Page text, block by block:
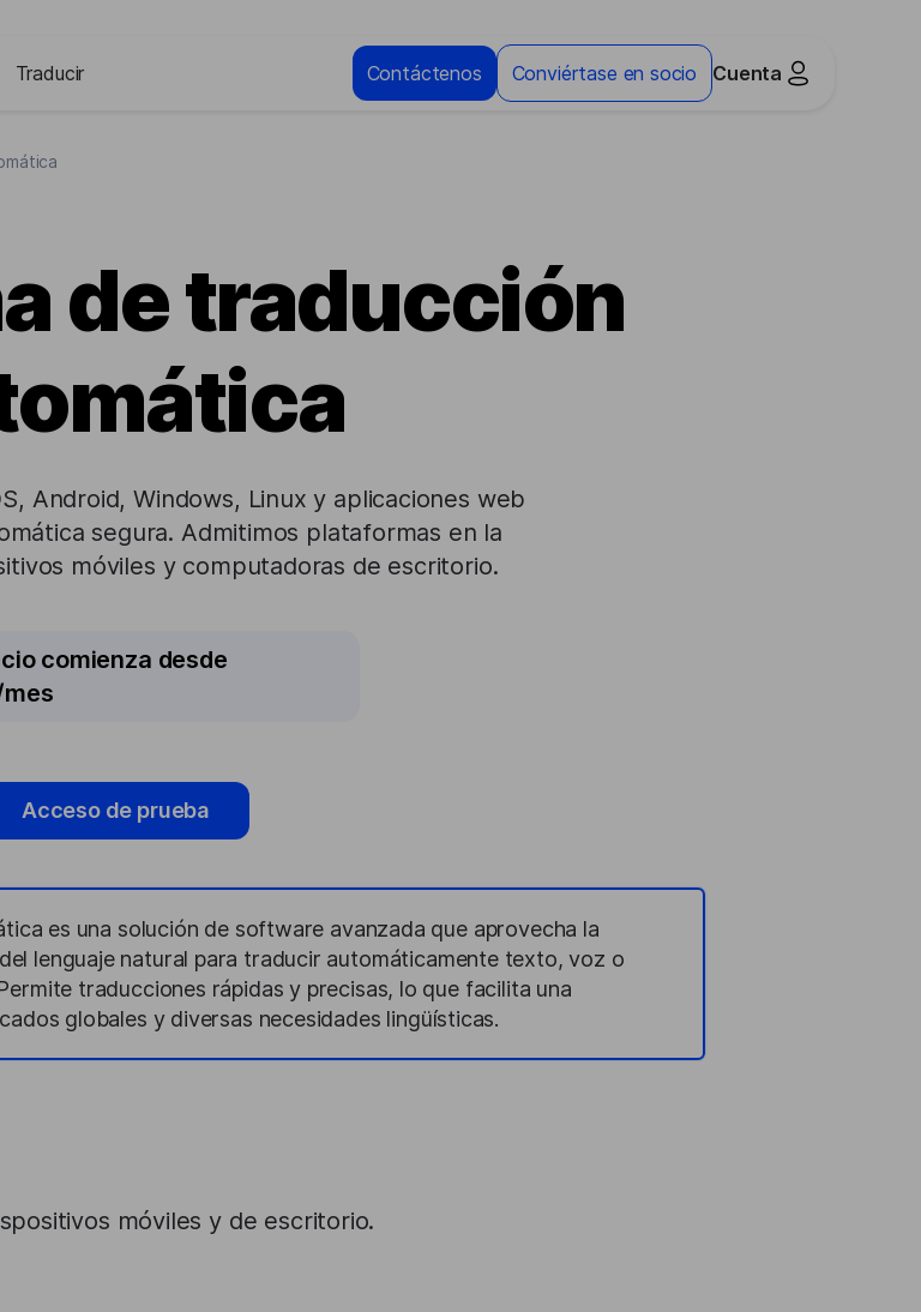
Traducir Contáctenos Conviértase en socio Cuenta
de traducción
Android, Windows, Linux y aplicaciones web
segura. Admitimos plataformas en la
móviles y computadoras de escritorio.
comienza desde
Acceso de prueba
es una solución de software avanzada que aprovecha la
lenguaje natural para traducir automáticamente texto, voz o
traducciones rápidas y precisas, lo que facilita una
globales y diversas necesidades lingüísticas.
móviles y de escritorio.